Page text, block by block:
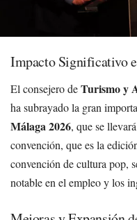
Impacto Significativo
El consejero deTurismo y
ha subrayado la gran
Málaga 2026, que se
convención, que es la
convención de cultura pop,
notable en el empleo y los